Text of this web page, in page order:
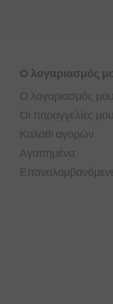
Ο λογαριασμός
Ο λογαριασμός μου
Οι παραγγελίες μου
Καλάθι αγορών
Αγαπημένα